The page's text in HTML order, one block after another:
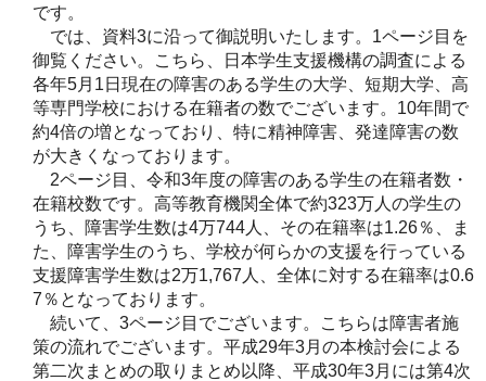
です。
では、資料3に沿って御説明いたします。1ページ目を
御覧ください。こちら、日本学生支援機構の調査による
各年5月1日現在の障害のある学生の大学、短期大学、高
等専門学校における在籍者の数でございます。10年間で
約4倍の増となっており、特に精神障害、発達障害の数
が大きくなっております。
2ページ目、令和3年度の障害のある学生の在籍者数・
在籍校数です。高等教育機関全体で約323万人の学生の
うち、障害学生数は4万744人、その在籍率は1.26％、ま
た、障害学生のうち、学校が何らかの支援を行っている
支援障害学生数は2万1,767人、全体に対する在籍率は0.6
7％となっております。
続いて、3ページ目でございます。こちらは障害者施
策の流れでございます。平成29年3月の本検討会による
第二次まとめの取りまとめ以降、平成30年3月には第4次